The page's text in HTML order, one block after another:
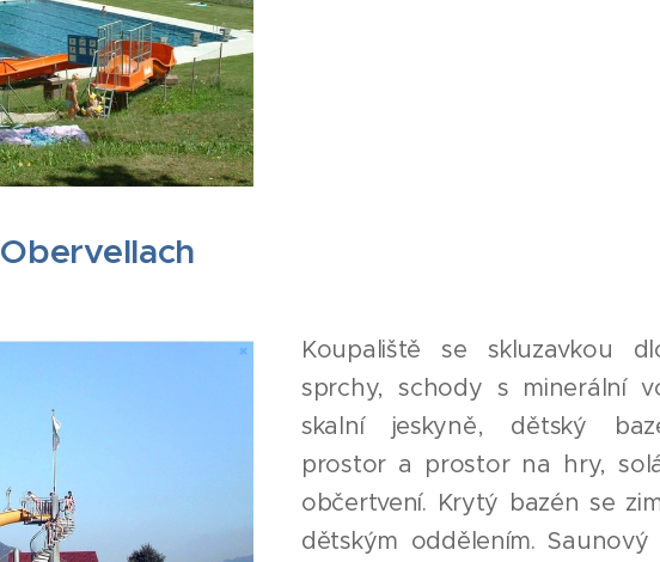
Koupaliště se skluzavkou
sprchy, schody s minerální
skalní jeskyně, dětský
prostor a prostor na hry,
občertvení. Krytý bazén se
dětským oddělením.